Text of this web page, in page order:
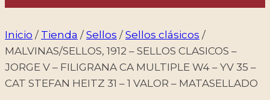
Inicio / Tienda / Sellos / Sellos clásicos /
MALVINAS/SELLOS, 1912 – SELLOS CLASICOS –
JORGE V – FILIGRANA CA MULTIPLE W4 – YV 35 –
CAT STEFAN HEITZ 31 – 1 VALOR – MATASELLADO